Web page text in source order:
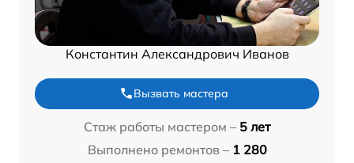
Константин Александрович Иванов
Вызвать мастера
Стаж работы мастером – 5 лет
Выполнено ремонтов – 1 280